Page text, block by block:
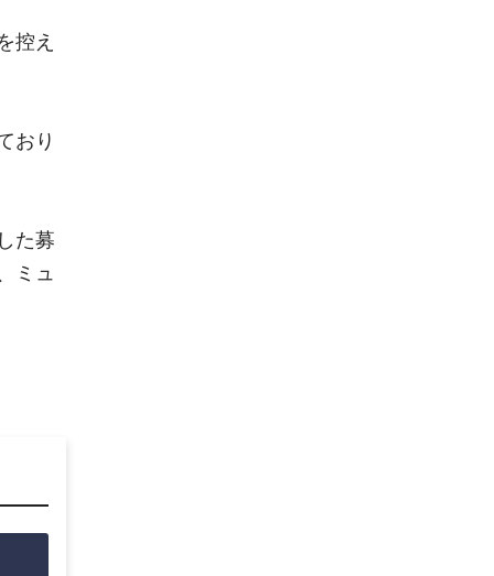
控え
おり
た募
ミュ